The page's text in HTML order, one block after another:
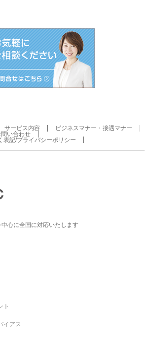
サービス内容
ビジネスマナー・接遇マナー
問い合わせ
表記/プライバシーポリシー
心に全国に対応いたします
ト
イアス